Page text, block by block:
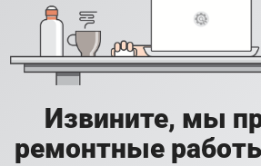
Извините, мы
ремонтные